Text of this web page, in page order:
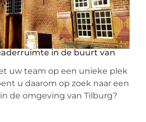
in de buurt van
uw team op een unieke plek
u daarom op zoek naar een
de omgeving van Tilburg?